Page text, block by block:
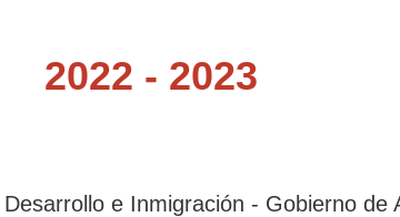
2022 - 2023
e Inmigración - Gobierno de